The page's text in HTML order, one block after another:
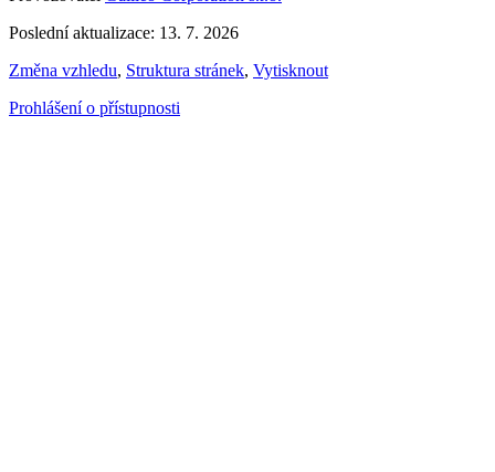
Poslední aktualizace: 13. 7. 2026
Změna vzhledu, Struktura stránek, Vytisknout
Prohlášení o přístupnosti